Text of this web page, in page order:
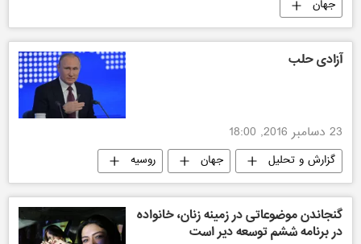
جهان
آزادی حلب
23 دسامبر 2016, 18:00
گزارش و تحلیل جهان
روسیه
سیاسی
گنجاندن موضوعاتی در زمینه زنان، خانواده
در برنامه ششم توسعه دیر است